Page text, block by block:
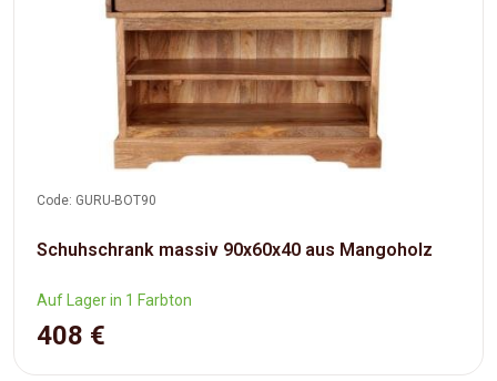
Code: GURU-BOT90
Schuhschrank massiv 90x60x40 aus Mangoholz
Auf Lager in 1 Farbton
408 €